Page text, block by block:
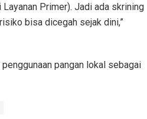
Primer). Jadi ada skrining
bisa dicegah sejak dini,”
pangan lokal sebagai